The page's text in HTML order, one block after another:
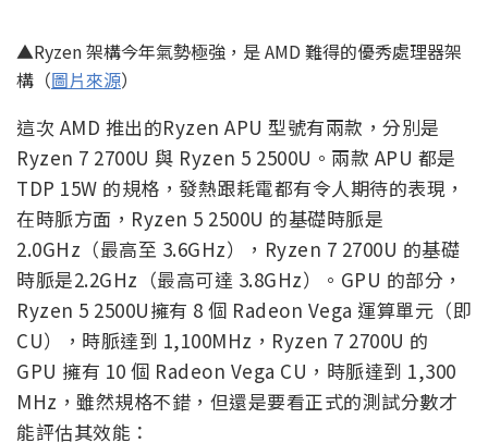
▲Ryzen 架構今年氣勢極強，是 AMD 難得的優秀處理器架
構（圖片來源）
這次 AMD 推出的Ryzen APU 型號有兩款，分別是
Ryzen 7 2700U 與 Ryzen 5 2500U。兩款 APU 都是
TDP 15W 的規格，發熱跟耗電都有令人期待的表現，
在時脈方面，Ryzen 5 2500U 的基礎時脈是
2.0GHz（最高至 3.6GHz），Ryzen 7 2700U 的基礎
時脈是2.2GHz（最高可達 3.8GHz）。GPU 的部分，
Ryzen 5 2500U擁有 8 個 Radeon Vega 運算單元（即
CU），時脈達到 1,100MHz，Ryzen 7 2700U 的
GPU 擁有 10 個 Radeon Vega CU，時脈達到 1,300
MHz，雖然規格不錯，但還是要看正式的測試分數才
能評估其效能：